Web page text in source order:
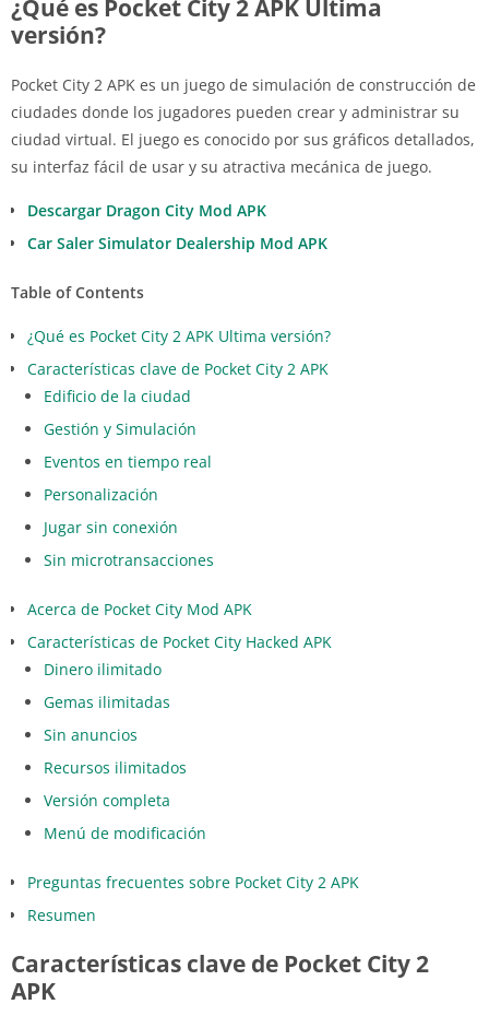
¿Qué es Pocket City 2 APK Ultima
versión?
Pocket City 2 APK es un juego de simulación de construcción de
ciudades donde los jugadores pueden crear y administrar su
ciudad virtual. El juego es conocido por sus gráficos detallados,
su interfaz fácil de usar y su atractiva mecánica de juego.
Descargar Dragon City Mod APK
Car Saler Simulator Dealership Mod APK
Table of Contents
¿Qué es Pocket City 2 APK Ultima versión?
Características clave de Pocket City 2 APK
Edificio de la ciudad
Gestión y Simulación
Eventos en tiempo real
Personalización
Jugar sin conexión
Sin microtransacciones
Acerca de Pocket City Mod APK
Características de Pocket City Hacked APK
Dinero ilimitado
Gemas ilimitadas
Sin anuncios
Recursos ilimitados
Versión completa
Menú de modificación
Preguntas frecuentes sobre Pocket City 2 APK
Resumen
Características clave de Pocket City 2
APK